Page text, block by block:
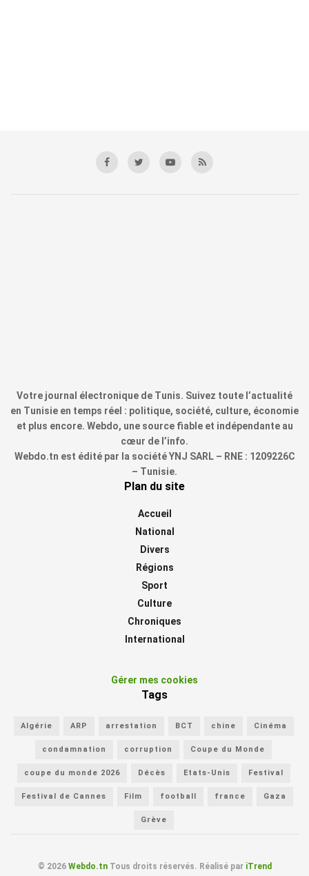
Votre journal électronique de Tunis. Suivez toute l’actualité
en Tunisie en temps réel : politique, société, culture, économie
et plus encore. Webdo, une source fiable et indépendante au
cœur de l’info.
Webdo.tn est édité par la société YNJ SARL – RNE : 1209226C
– Tunisie.
Plan du site
Accueil
National
Divers
Régions
Sport
Culture
Chroniques
International
Gérer mes cookies
Tags
Algérie ARP arrestation BCT chine Cinéma
condamnation corruption Coupe du Monde
coupe du monde 2026 Décès Etats-Unis Festival
Festival de Cannes Film football france Gaza
Grève
© 2026 Webdo.tnTous droits réservés. Réalisé par iTrend